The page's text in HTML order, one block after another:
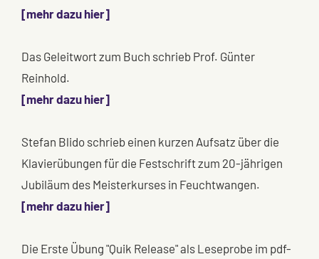
[mehr dazu hier]
Das Geleitwort zum Buch schrieb Prof. Günter
Reinhold.
[mehr dazu hier]
Stefan Blido schrieb einen kurzen Aufsatz über die
Klavierübungen für die Festschrift zum 20-jährigen
Jubiläum des Meisterkurses in Feuchtwangen.
[mehr dazu hier]
Die Erste Übung "Quik Release" als Leseprobe im pdf-